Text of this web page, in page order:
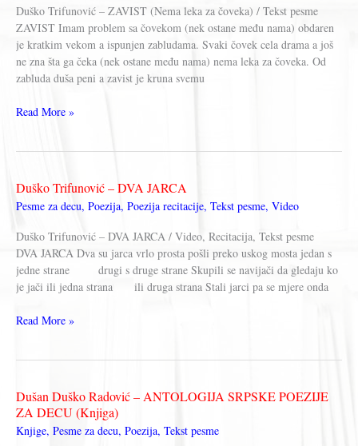
Duško Trifunović – ZAVIST (Nema leka za čoveka) / Tekst pesme
ZAVIST Imam problem sa čovekom (nek ostane među nama) obdaren
je kratkim vekom a ispunjen zabludama. Svaki čovek cela drama a još
ne zna šta ga čeka (nek ostane među nama) nema leka za čoveka. Od
zabluda duša peni a zavist je kruna svemu
Duško
leka
za
Read More »
Duško Trifunović – DVA JARCA
Pesme za decu, Poezija, Poezija recitacije, Tekst pesme, Video
Duško Trifunović – DVA JARCA / Video, Recitacija, Tekst pesme
DVA JARCA Dva su jarca vrlo prosta pošli preko uskog mosta jedan s
jedne strane drugi s druge strane Skupili se navijači da gledaju ko
je jači ili jedna strana ili druga strana Stali jarci pa se mjere onda
Duško
Read More »
Dušan Duško Radović – ANTOLOGIJA SRPSKE POEZIJE
ZA DECU (Knjiga)
Knjige, Pesme za decu, Poezija, Tekst pesme